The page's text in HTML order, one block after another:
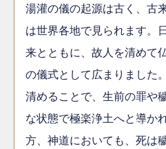
湯灌の儀の起源は古く、古
は世界各地で見られます。
来とともに、故人を清めて
の儀式として広まりました
清めることで、生前の罪や
な状態で極楽浄土へと導か
方、神道においても、死は